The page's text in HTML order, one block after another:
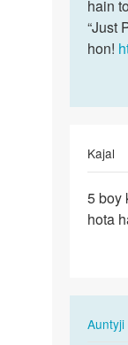
hain
“Just
hon!
Kajal
5
boy
to…
5 boy
hota
AuntyjiIn